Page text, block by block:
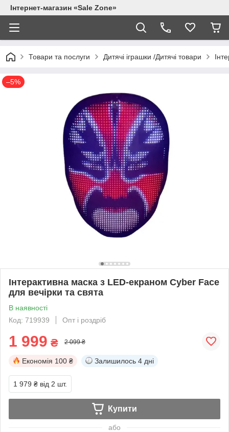
Інтернет-магазин «Sale Zone»
Товари та послуги Дитячі іграшки /Дитячі товари
–5%
Інтерактивна маска з LED-екраном Cyber Face
для вечірки та свята
В наявності
Код: 719939
Опт і роздріб
1 999 ₴ 2 099 ₴
Економія 100 ₴ Залишилось 4 дні
1 979 ₴ від 2 шт.
Купити
або